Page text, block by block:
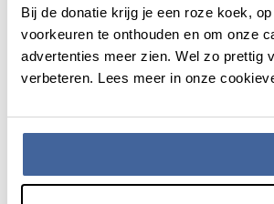
Bij de donatie krijg je een roze koek,
voorkeuren te onthouden en om onze
advertenties meer zien. Wel zo prettig
verbeteren. Lees meer in onze